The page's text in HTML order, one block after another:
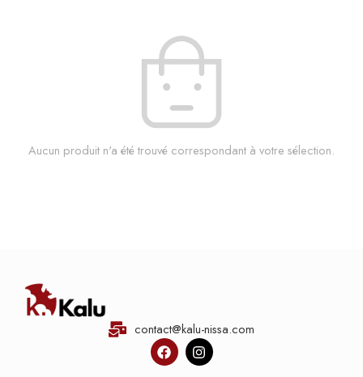
Aucun produit n'a été trouvé correspondant à votre sélection.
contact@kalu-nissa.com